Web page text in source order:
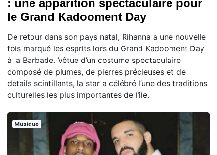
: une apparition spectaculaire pour
le Grand Kadooment Day
De retour dans son pays natal, Rihanna a une nouvelle
fois marqué les esprits lors du Grand Kadooment Day
à la Barbade. Vêtue d’un costume spectaculaire
composé de plumes, de pierres précieuses et de
détails scintillants, la star a célébré l’une des traditions
culturelles les plus importantes de l’île.
Musique